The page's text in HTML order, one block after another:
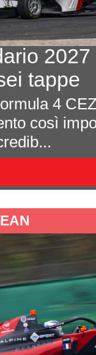
2027
tappe
4
così